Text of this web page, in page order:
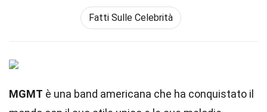
Fatti Sulle Celebrità
MGMT è una band americana che ha conquistato il